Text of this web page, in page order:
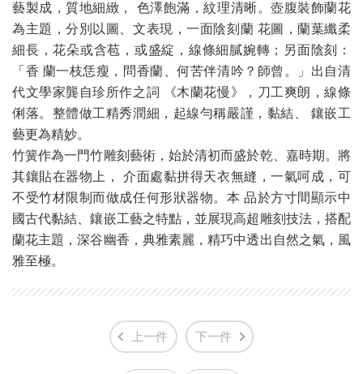
藝製成，質地細緻， 色澤飽滿，紋理清晰。壺腹裝飾蘭花
為主題，分別以圖、文表現，一面陰刻蘭 花圖，蘭葉纖柔
細長，花朵或含苞，或盛綻，線條細膩婉轉；另面陰刻：
「香 蘭一枝恁瘦，問香蘭、何苦伴清吟？師曾。」出自清
代文學家龔自珍所作之詞 《木蘭花慢》，刀工爽朗，線條
俐落。整體做工精秀潤細，起線勻稱嚴謹，黏結、 鑲嵌工
藝更為精妙。
竹簧作為一門竹雕刻藝術，始於清初而盛於乾、嘉時期。將
其鑲貼在器物上， 介面處黏拼得天衣無縫，一氣呵成，可
不受竹材限制而做成任何形狀器物。本 品於方寸間顯示中
國古代黏結、鑲嵌工藝之特點，並展現高超雕刻技法，搭配
蘭花主題，深谷幽香，典雅素麗，精巧中透出自然之氣，風
雅至極。
上一件 下一件